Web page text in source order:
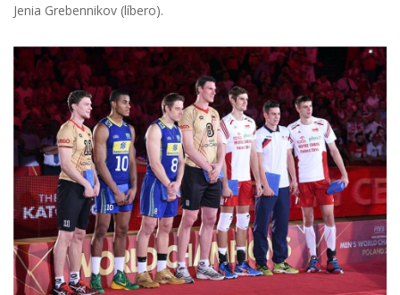
Jenia Grebennikov (líbero).